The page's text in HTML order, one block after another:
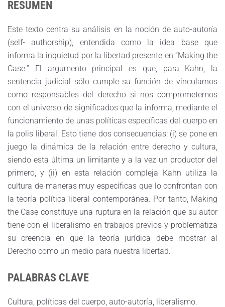
RESUMEN
Este texto centra su análisis en la noción de auto-autoría
(self- authorship), entendida como la idea base que
informa la inquietud por la libertad presente en “Making the
Case.” El argumento principal es que, para Kahn, la
sentencia judicial sólo cumple su función de vincularnos
como responsables del derecho si nos comprometemos
con el universo de significados que la informa, mediante el
funcionamiento de unas políticas específicas del cuerpo en
la polis liberal. Esto tiene dos consecuencias: (i) se pone en
juego la dinámica de la relación entre derecho y cultura,
siendo esta última un limitante y a la vez un productor del
primero, y (ii) en esta relación compleja Kahn utiliza la
cultura de maneras muy específicas que lo confrontan con
la teoría política liberal contemporánea. Por tanto, Making
the Case constituye una ruptura en la relación que su autor
tiene con el liberalismo en trabajos previos y problematiza
su creencia en que la teoría jurídica debe mostrar al
Derecho como un medio para nuestra libertad.
PALABRAS CLAVE
Cultura, políticas del cuerpo, auto-autoría, liberalismo.